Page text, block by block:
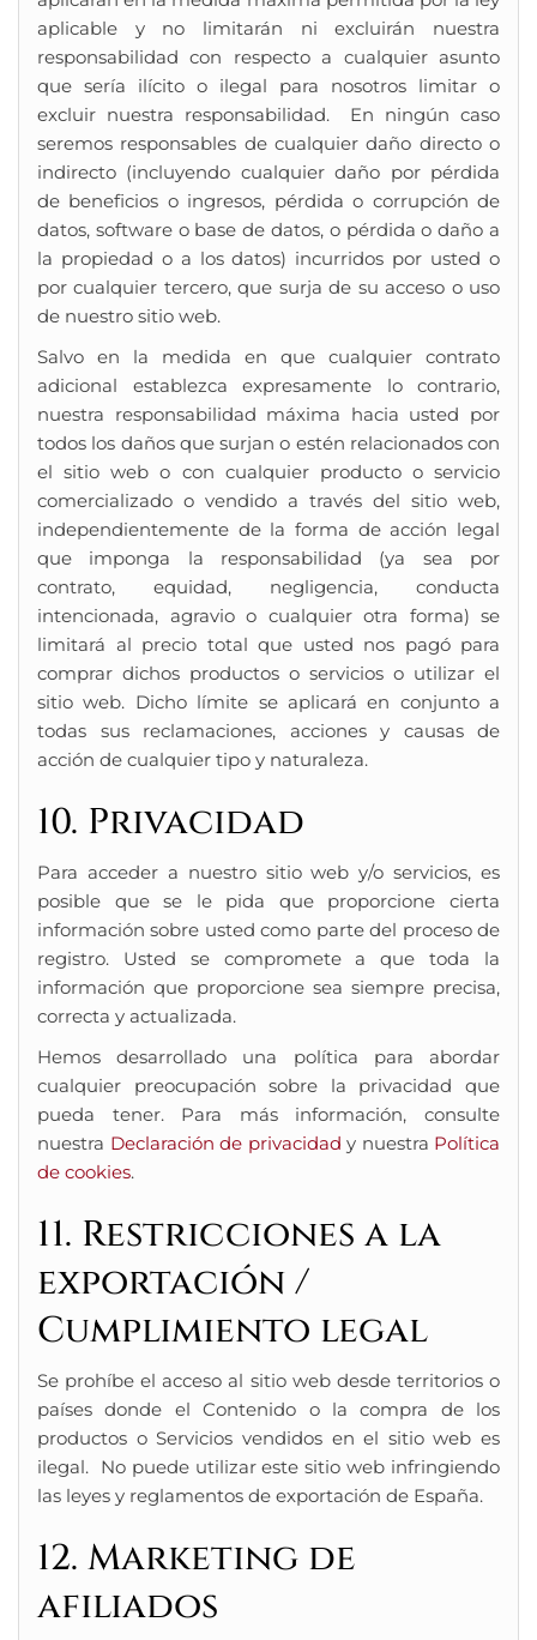
aplicable y no limitarán ni excluirán nuestra
responsabilidad con respecto a cualquier asunto
que sería ilícito o ilegal para nosotros limitar o
excluir nuestra responsabilidad. En ningún caso
seremos responsables de cualquier daño directo o
indirecto (incluyendo cualquier daño por pérdida
de beneficios o ingresos, pérdida o corrupción de
datos, software o base de datos, o pérdida o daño a
la propiedad o a los datos) incurridos por usted o
por cualquier tercero, que surja de su acceso o uso
de nuestro sitio web.
Salvo en la medida en que cualquier contrato
adicional establezca expresamente lo contrario,
nuestra responsabilidad máxima hacia usted por
todos los daños que surjan o estén relacionados con
el sitio web o con cualquier producto o servicio
comercializado o vendido a través del sitio web,
independientemente de la forma de acción legal
que imponga la responsabilidad (ya sea por
contrato, equidad, negligencia, conducta
intencionada, agravio o cualquier otra forma) se
limitará al precio total que usted nos pagó para
comprar dichos productos o servicios o utilizar el
sitio web. Dicho límite se aplicará en conjunto a
todas sus reclamaciones, acciones y causas de
acción de cualquier tipo y naturaleza.
10. Privacidad
Para acceder a nuestro sitio web y/o servicios, es
posible que se le pida que proporcione cierta
información sobre usted como parte del proceso de
registro. Usted se compromete a que toda la
información que proporcione sea siempre precisa,
correcta y actualizada.
Hemos desarrollado una política para abordar
cualquier preocupación sobre la privacidad que
pueda tener. Para más información, consulte
nuestra Declaración de privacidad y nuestra Política
de cookies.
11. Restricciones a la
exportación /
Cumplimiento legal
Se prohíbe el acceso al sitio web desde territorios o
países donde el Contenido o la compra de los
productos o Servicios vendidos en el sitio web es
ilegal. No puede utilizar este sitio web infringiendo
las leyes y reglamentos de exportación de España.
12. Marketing de
afiliados